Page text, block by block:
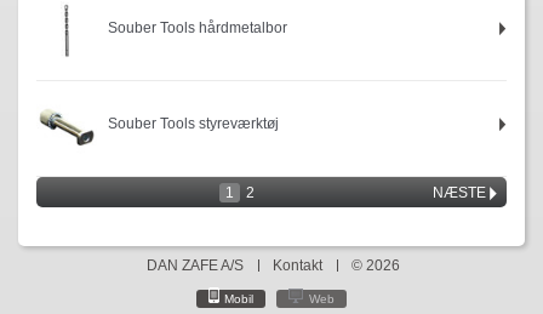
Souber Tools hårdmetalbor
Souber Tools styreværktøj
NÆSTE
1 2
DAN ZAFE A/S Kontakt © 2026
Mobil Web